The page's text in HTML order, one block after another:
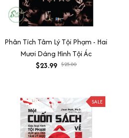
Phân Tích Tâm Lý Tội Phạm - Hai
Mươi Dáng Hình Tội Ác
$23.99 $25.00
SALE